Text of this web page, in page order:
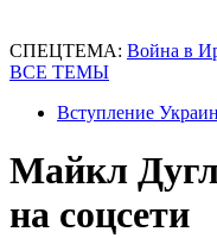
СПЕЦТЕМА: Война в
ВСЕ ТЕМЫ
Вступление
Майкл
на соцсети